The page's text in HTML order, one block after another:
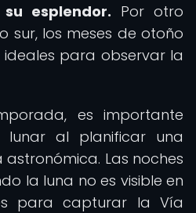
esplendor. Por otro
sur, los meses de otoño
ideales para observar la
es importante
lunar al planificar una
Las noches
la luna no es visible en
para capturar la Vía